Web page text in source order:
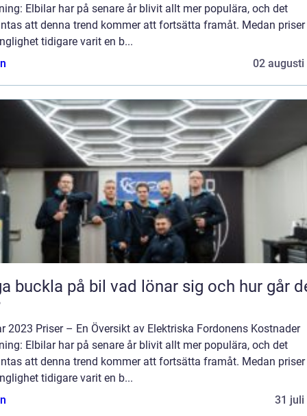
Elbilar har på senare år blivit allt mer populära, och det
att denna trend kommer att fortsätta framåt. Medan
tidigare varit en b...
02 augusti
på bil vad lönar sig och hur går det
2023 Priser – En Översikt av Elektriska Fordonens Kostnader
Elbilar har på senare år blivit allt mer populära, och det
att denna trend kommer att fortsätta framåt. Medan
tidigare varit en b...
31 juli